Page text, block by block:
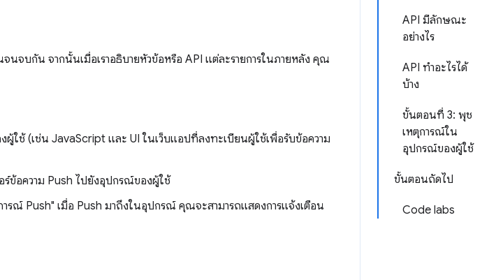
API มีลักษณะ
อย่างไร
API ทำอะไรได้
บ้าง
ขั้นตอนที่ 3: พุช
เหตุการณ์ใน
อุปกรณ์ของผู้ใช้
ขั้นตอนถัดไป
Code labs
นจบกัน จากนั้นเมื่อเราอธิบายหัวข้อหรือ API แต่ละรายการในภายหลัง คุณ
ผู้ใช้ (เช่น JavaScript และ UI ในเว็บแอปที่ลงทะเบียนผู้ใช้เพื่อรับข้อความ
ร์ข้อความ Push ไปยังอุปกรณ์ของผู้ใช้
รณ์ Push" เมื่อ Push มาถึงในอุปกรณ์ คุณจะสามารถแสดงการแจ้งเตือน